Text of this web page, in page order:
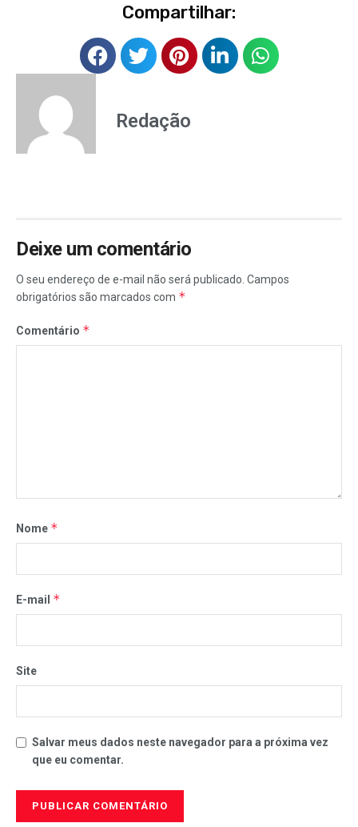
Compartilhar:
Redação
Deixe um comentário
O seu endereço de e-mail não será publicado. Campos
obrigatórios são marcados com *
Comentário *
Nome *
E-mail *
Site
Salvar meus dados neste navegador para a próxima vez
que eu comentar.